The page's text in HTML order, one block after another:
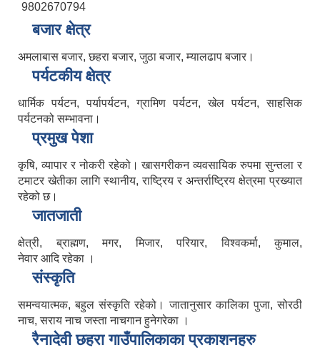
9802670794
बजार क्षेत्र
अमलाबास बजार, छहरा बजार, जुठा बजार, म्यालढाप बजार।
पर्यटकीय क्षेत्र
धार्मिक पर्यटन, पर्यापर्यटन, ग्रामिण पर्यटन, खेल पर्यटन, साहसिक
पर्यटनको सम्भावना।
प्रमुख पेशा
कृषि, व्यापार र नोकरी रहेको। खासगरीकन व्यवसायिक रुपमा सुन्तला र
टमाटर खेतीका लागि स्थानीय, राष्ट्रिय र अन्तर्राष्ट्रिय क्षेत्रमा प्रख्यात
रहेको छ।
जातजाती
क्षेत्री, ब्राह्मण, मगर, मिजार, परियार, विश्वकर्मा, कुमाल,
नेवार आदि रहेका ।
संस्कृति
समन्वयात्मक, बहुल संस्कृति रहेको। जातानुसार कालिका पुजा, सोरठी
नाच, सराय नाच जस्ता नाचगान हुनेगरेका ।
रैनादेवी छहरा गाउँपालिकाका प्रकाशनहरु